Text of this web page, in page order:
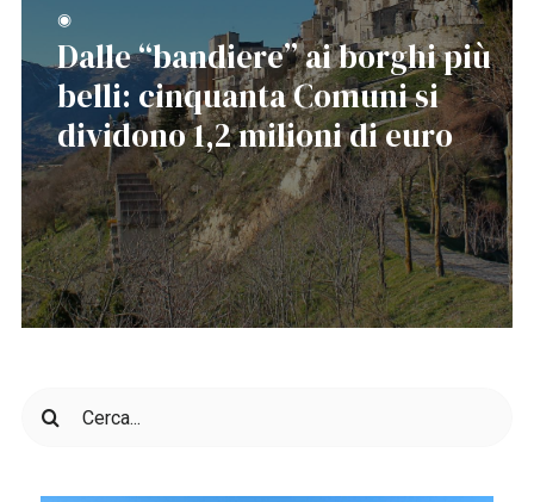
◉
Dalle “bandiere” ai borghi più
belli: cinquanta Comuni si
dividono 1,2 milioni di euro
per: